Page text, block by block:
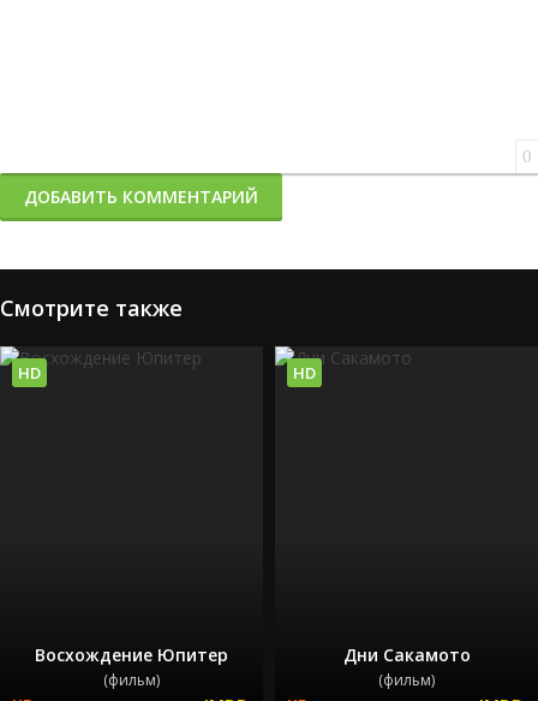
0
ДОБАВИТЬ КОММЕНТАРИЙ
Смотрите также
Восхождение Юпитер
(фильм)
HD
Дни Сакамото
(фильм)
HD